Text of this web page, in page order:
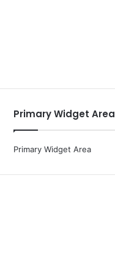
Primary Widget Area
Primary Widget Area